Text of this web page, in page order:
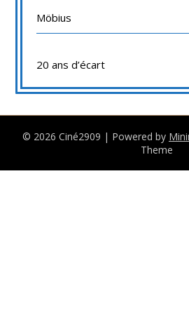
Möbius
20 ans d’écart
© 2026 Ciné2909 | Powered by
Theme